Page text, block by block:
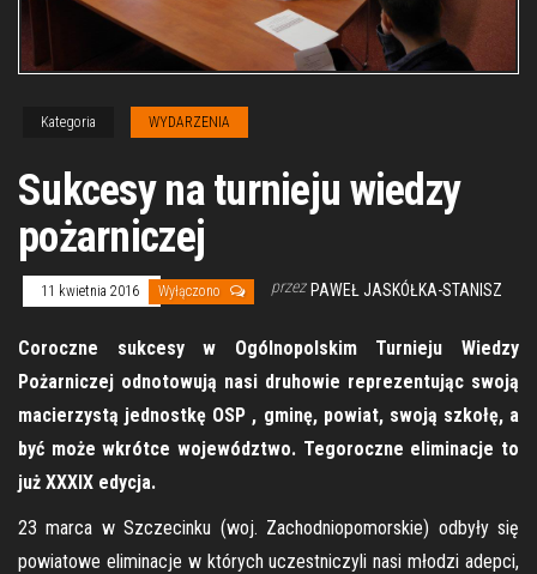
Kategoria WYDARZENIA
Sukcesy na turnieju wiedzy
pożarniczej
11 kwietnia 2016 Wyłączono przez PAWEŁ JASKÓŁKA-STANISZ
Coroczne sukcesy w Ogólnopolskim Turnieju Wiedzy
Pożarniczej odnotowują nasi druhowie reprezentując swoją
macierzystą jednostkę OSP , gminę, powiat, swoją szkołę, a
być może wkrótce województwo. Tegoroczne eliminacje to
już XXXIX edycja.
23 marca w Szczecinku (woj. Zachodniopomorskie) odbyły się
powiatowe eliminacje w których uczestniczyli nasi młodzi adepci,